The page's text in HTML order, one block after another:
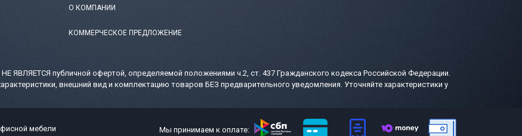
О КОМПАНИИ
КОММЕРЧЕСКОЕ ПРЕДЛОЖЕНИЕ
ЯВЛЯЕТСЯ публичной офертой, определяемой положениями ч.2, ст. 437 Гражданского кодекса Российской Федерации.
внешний вид и комплектацию товаров БЕЗ предварительного уведомления. Уточняйте характеристики у
мебели Мы принимаем к оплате: